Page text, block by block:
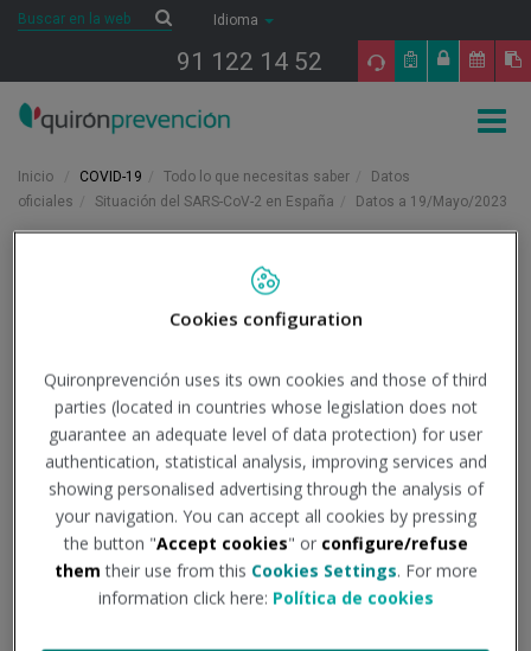
Saltar al contenido
Buscar
Idioma
91 122 14 52
Inicio COVID-19 Todo lo que necesitas saber
Datos
oficiales
Situación del SARS-CoV-2 en España Datos a 19/Mayo/2023
Institución - Fuente: Ministerio de Sanidad
Tipo de documento:Información oficial
Exponemos a continuación evolución de los principales
datos epidemiológicos, según las cifras publicadas en la
Cookies configuration
Quironprevención uses its own cookies and those of third
parties (located in countries whose legislation does not
guarantee an adequate level of data protection) for user
authentication, statistical analysis, improving services and
showing personalised advertising through the analysis of
your navigation. You can accept all cookies by pressing
the button "Accept cookies" or configure/refuse
them their use from this Cookies Settings. For more
information click here: Política de cookies